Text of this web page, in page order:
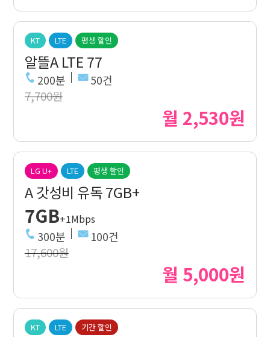
KT LTE 평생 할인
알뜰A LTE 77
200분 50건
7,700원
월 2,530원
LG U+ LTE 평생 할인
A 갓성비 유독 7GB+
7GB+1Mbps
300분 100건
17,600원
월 5,000원
KT LTE 기간 할인